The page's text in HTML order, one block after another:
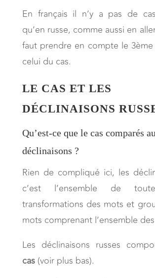
En français il n’y a pas de
qu’en russe, comme aussi en
faut prendre en compte le
celui du cas.
LE CAS ET LES
DÉCLINAISONS
Qu’est-ce que le cas comparés
déclinaisons ?
Rien de compliqué ici, les
c’est l’ensemble de
transformations des mots et
mots comprenant l’ensemble
Les déclinaisons russes
cas(voir plus bas).